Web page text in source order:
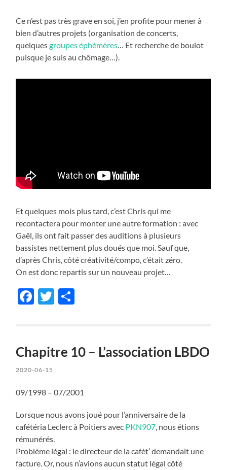
Ce n’est pas très grave en soi, j’en profite pour mener à
bien d’autres projets (organisation de concerts,
quelquesgroupes éphémères … Et recherche de boulot
puisque je suis au chômage…).
Et quelques mois plus tard, c’est Chris qui me
recontactera pour monter une autre formation : avec
Gaël, ils ont fait passer des auditions à plusieurs
bassistes nettement plus doués que moi. Sauf que,
d’après Chris, côté créativité/compo, c’était zéro.
On est donc repartis sur un nouveau projet…
Facebook
Twitter
Chapitre 10 – L’association LBDO
2020-06-15
09/1998 – 07/2001
Lorsque nous avons joué pour l’anniversaire de la
cafétéria Leclerc à Poitiers avec PKN907, nous étions
rémunérés.
Problème légal : le directeur de la cafèt’ demandait une
facture. Or, nous n’avions aucun statut légal côté